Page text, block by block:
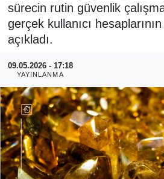
sürecin rutin güvenlik
gerçek kullanıcı
açıkladı.
09.05.2026 - 17:18
YAYINLANMA